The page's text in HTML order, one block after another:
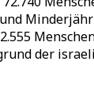
der